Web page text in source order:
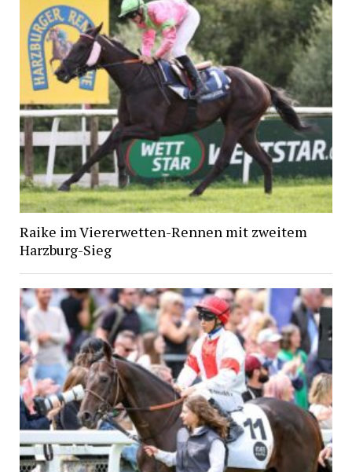
Raike im Viererwetten-Rennen mit zweitem
Harzburg-Sieg